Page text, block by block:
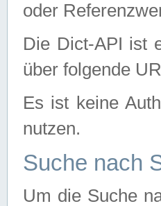
oder
Die Dict-API ist
über folgende
Es ist keine
nutzen.
Suche nach
Um die Suche